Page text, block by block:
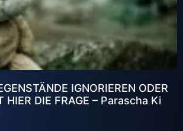
IGNORIEREN ODER
HIER DIE FRAGE – Parascha Ki